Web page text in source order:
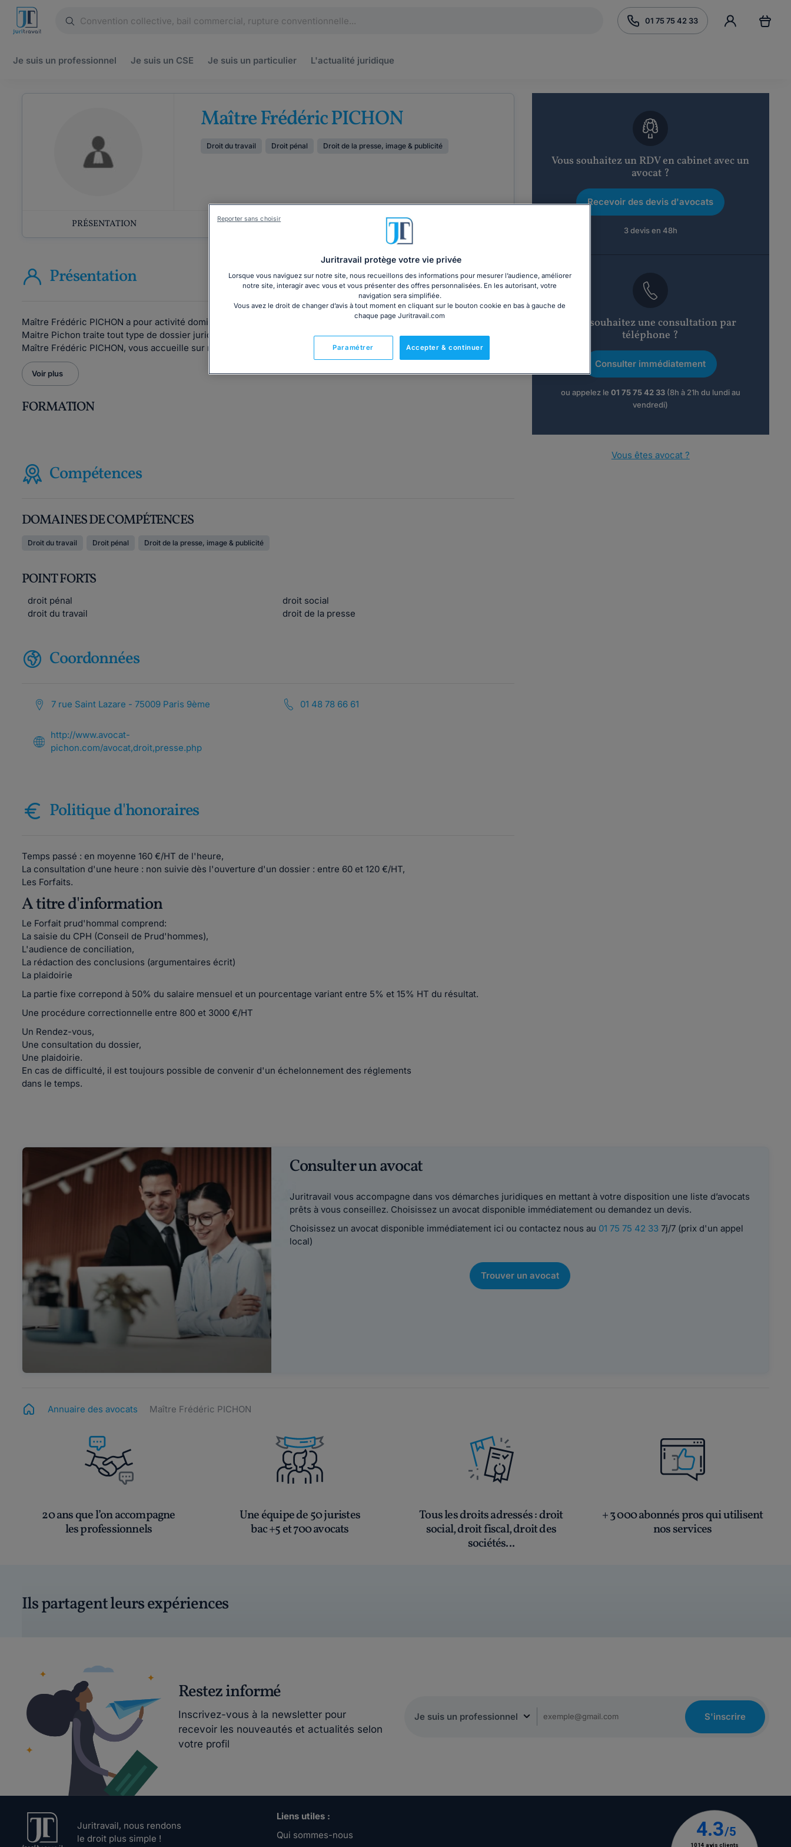
01 75 75 42 33
Je suis un professionnel Je suis un CSE Je suis un particulier L'actualité juridique
Maître Frédéric PICHON
Droit du travail Droit pénal Droit de la presse, image & publicité
PRÉSENTATION COMPÉTENCES COORDONNÉES
Présentation
Maître Frédéric PICHON a pour activité dominante le droit du travailet ledroit de la presse
Maitre Pichon traite tout type de dossier juridique tant au stade du conseil qu'au stade judiciaire.
Maître Frédéric PICHON, vous accueille sur rendez-vous dans son cabinet.
Voir plus
FORMATION
Compétences
DOMAINES DE COMPÉTENCES
Droit du travail Droit pénal Droit de la presse, image & publicité
POINT FORTS
droit pénal
droit social
droit du travail
droit de la presse
Coordonnées
7 rue Saint Lazare - 75009 Paris 9ème 01 48 78 66 61
http://www.avocat-
pichon.com/avocat,droit,presse.php
Politique d'honoraires
Temps passé : en moyenne 160 €/HT de l'heure,
La consultation d'une heure : non suivie dès l'ouverture d'un dossier : entre 60 et 120 €/HT,
Les Forfaits.
A titre d'information
Le Forfait prud'hommal comprend:
La saisie du CPH (Conseil de Prud'hommes),
L'audience de conciliation,
La rédaction des conclusions (argumentaires écrit)
La plaidoirie
La partie fixe correpond à 50% du salaire mensuel et un pourcentage variant entre 5% et 15% HT du résultat.
Une procédure correctionnelle entre 800 et 3000 €/HT
Un Rendez-vous,
Une consultation du dossier,
Une plaidoirie.
En cas de difficulté, il est toujours possible de convenir d'un échelonnement des réglements
dans le temps.
Vous souhaitez un RDV en cabinet avec un
avocat ?
Recevoir des devis d'avocats
3 devis en 48h
Vous souhaitez une consultation par
téléphone ?
Consulter immédiatement
ou appelez le 01 75 75 42 33(8h à 21h du lundi au
vendredi)
Vous êtes avocat ?
Consulter un avocat
Juritravail vous accompagne dans vos démarches juridiques en mettant à votre disposition une liste d’avocats
prêts à vous conseillez. Choisissez un avocat disponible immédiatement ou demandez un devis.
Choisissez un avocat disponible immédiatement ici ou contactez nous au 01 75 75 42 337j/7 (prix d'un appel
local)
Trouver un avocat
Annuaire des avocats Maître Frédéric PICHON
20 ans que l’on accompagne
les professionnels
Une équipe de 50 juristes
bac +5 et 700 avocats
Tous les droits adressés: droit
social, droit fiscal, droit des
sociétés...
+ 3 000 abonnés pros qui utilisent
nos services
Ils partagent leurs expériences
Restez informé
Inscrivez-vous à la newsletter pour
recevoir les nouveautés et actualités selon
votre profil
S'inscrire
Juritravail, nous rendons
le droit plus simple !
Liens utiles :
Qui sommes-nous
Juritravail protège votre vie privée
Lorsque vous naviguez sur notre site, nous recueillons des informations pour mesurer l’audience, améliorer
notre site, interagir avec vous et vous présenter des offres personnalisées. En les autorisant, votre
navigation sera simplifiée.
Vous avez le droit de changer d’avis à tout moment en cliquant sur le bouton cookie en bas à gauche de
chaque page Juritravail.com
Accepter & continuer
Paramétrer
Reporter sans choisir